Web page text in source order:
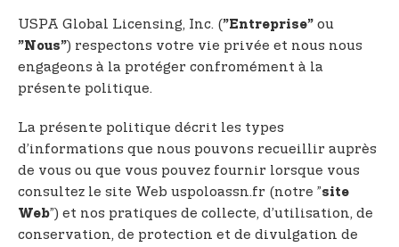
USPA Global Licensing, Inc. (”Entreprise” ou
”Nous”) respectons votre vie privée et nous nous
engageons à la protéger confromément à la
présente politique.
La présente politique décrit les types
d’informations que nous pouvons recueillir auprès
de vous ou que vous pouvez fournir lorsque vous
consultez le site Web uspoloassn.fr (notre ”site
Web”) et nos pratiques de collecte, d’utilisation, de
conservation, de protection et de divulgation de